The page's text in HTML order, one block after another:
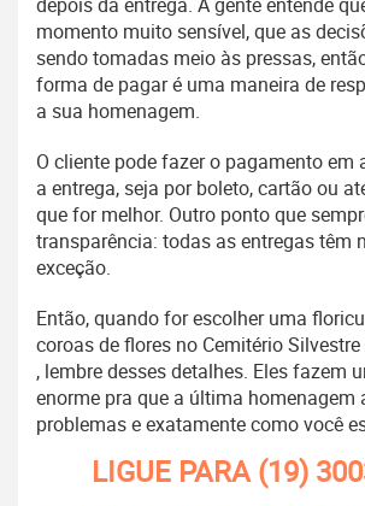
momento muito sensível, que as
sendo tomadas meio às pressas,
forma de pagar é uma maneira de
a sua homenagem.
O cliente pode fazer o pagamento em
a entrega, seja por boleto, cartão ou
que for melhor. Outro ponto que
transparência: todas as entregas têm
exceção.
Então, quando for escolher uma
coroas de flores no Cemitério
, lembre desses detalhes. Eles fazem
enorme pra que a última homenagem
problemas e exatamente como você
LIGUE PARA(19)